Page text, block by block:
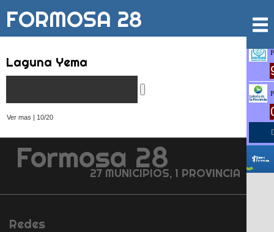
FORMOSA 28
Laguna Yema
Ver mas | 10/20
Formosa 28
27 MUNICIPIOS, 1 PROVINCIA
Redes